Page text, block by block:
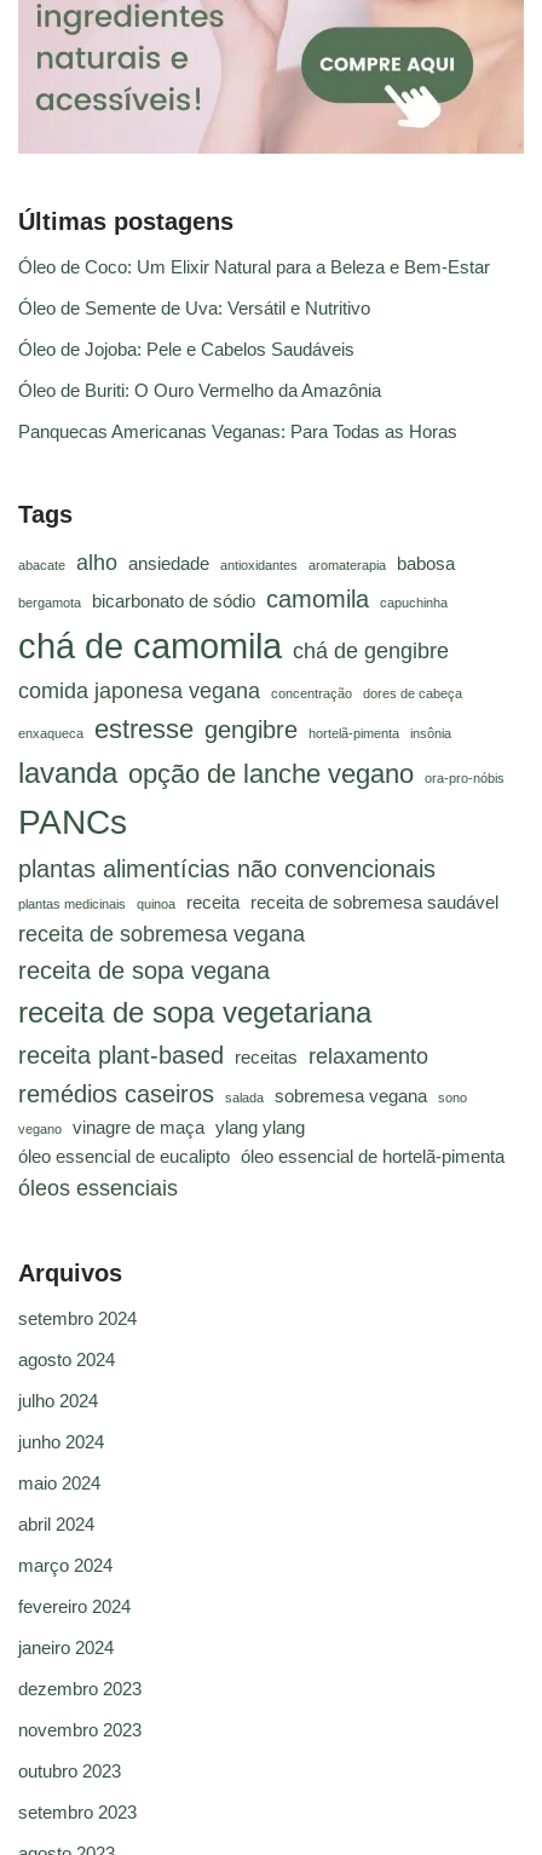
Últimas postagens
Óleo de Coco: Um Elixir Natural para a Beleza e Bem-Estar
Óleo de Semente de Uva: Versátil e Nutritivo
Óleo de Jojoba: Pele e Cabelos Saudáveis
Óleo de Buriti: O Ouro Vermelho da Amazônia
Panquecas Americanas Veganas: Para Todas as Horas
Tags
abacate alho ansiedade antioxidantes aromaterapia babosa
bergamota bicarbonato de sódio camomila capuchinha
chá de camomila chá de gengibre
comida japonesa vegana
concentração dores de cabeça
enxaqueca estresse gengibre hortelã-pimenta insônia
lavanda opção de lanche vegano ora-pro-nóbis
PANCs
plantas alimentícias não convencionais
plantas medicinais quinoa receita receita de sobremesa saudável
receita de sobremesa vegana
receita de sopa vegana
receita de sopa vegetariana
receita plant-based receitas relaxamento
remédios caseiros salada sobremesa vegana sono
vegano vinagre de maça ylang ylang
óleo essencial de eucalipto óleo essencial de hortelã-pimenta
óleos essenciais
Arquivos
setembro 2024
agosto 2024
julho 2024
junho 2024
maio 2024
abril 2024
março 2024
fevereiro 2024
janeiro 2024
dezembro 2023
novembro 2023
outubro 2023
setembro 2023